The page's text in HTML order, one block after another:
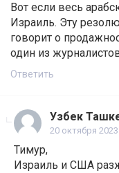
Вот если весь
Израиль. Эту
говорит о
один из
Ответить
Узбек
20 октября
Тимур,
Израиль и США